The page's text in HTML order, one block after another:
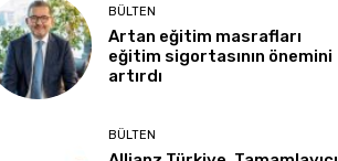
BÜLTEN
Artan eğitim masrafları
eğitim sigortasının önemini
artırdı
BÜLTEN